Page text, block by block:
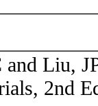
and Liu,
2nd